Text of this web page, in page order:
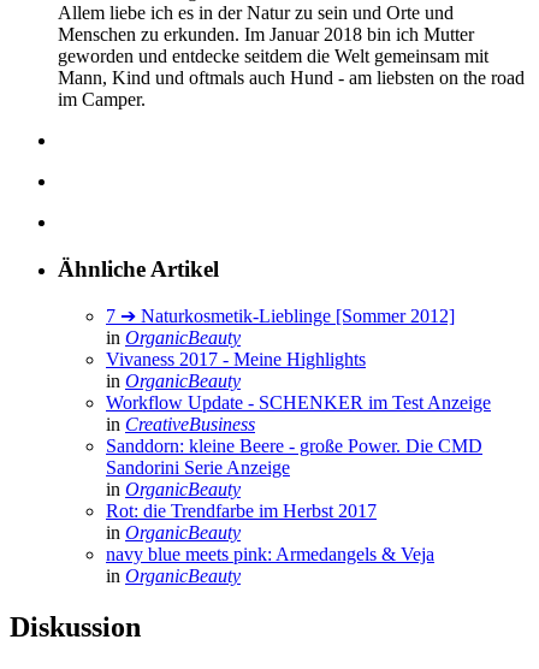
Allem liebe ich es in der Natur zu sein und Orte und
Menschen zu erkunden. Im Januar 2018 bin ich Mutter
geworden und entdecke seitdem die Welt gemeinsam mit
Mann, Kind und oftmals auch Hund - am liebsten on the road
im Camper.
Ähnliche Artikel
7 ➔ Naturkosmetik-Lieblinge [Sommer 2012]
in OrganicBeauty
Vivaness 2017 - Meine Highlights
in OrganicBeauty
Workflow Update - SCHENKER im Test Anzeige
in CreativeBusiness
Sanddorn: kleine Beere - große Power. Die CMD
Sandorini Serie Anzeige
in OrganicBeauty
Rot: die Trendfarbe im Herbst 2017
in OrganicBeauty
navy blue meets pink: Armedangels & Veja
in OrganicBeauty
Diskussion